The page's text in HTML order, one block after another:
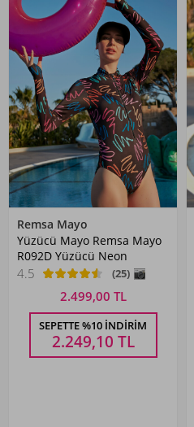
Remsa Mayo
Yüzücü Mayo Remsa Mayo
R092D Yüzücü Neon
4.5 (25)
2.499,00 TL
SEPETTE %10 İNDIRIM
2.249,10 TL